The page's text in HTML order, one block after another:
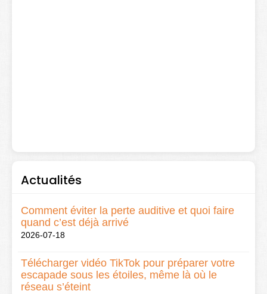
Actualités
Comment éviter la perte auditive et quoi faire
quand c’est déjà arrivé
2026-07-18
Télécharger vidéo TikTok pour préparer votre
escapade sous les étoiles, même là où le
réseau s’éteint